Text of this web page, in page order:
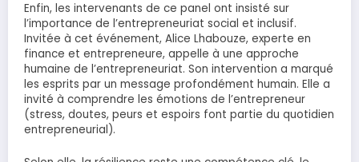
Enfin, les intervenants de ce panel ont insisté sur
l’importance de l’entrepreneuriat social et inclusif.
Invitée à cet événement, Alice Lhabouze, experte en
finance et entrepreneure, appelle à une approche
humaine de l’entrepreneuriat. Son intervention a marqué
les esprits par un message profondément humain. Elle a
invité à comprendre les émotions de l’entrepreneur
(stress, doutes, peurs et espoirs font partie du quotidien
entrepreneurial).